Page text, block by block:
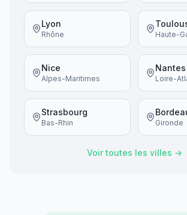
Lyon
Rhône Haute-
Nice
Alpes-Maritimes
Nantes
Loire-
Strasbourg
Bas-Rhin Gironde
Voir toutes les villes →